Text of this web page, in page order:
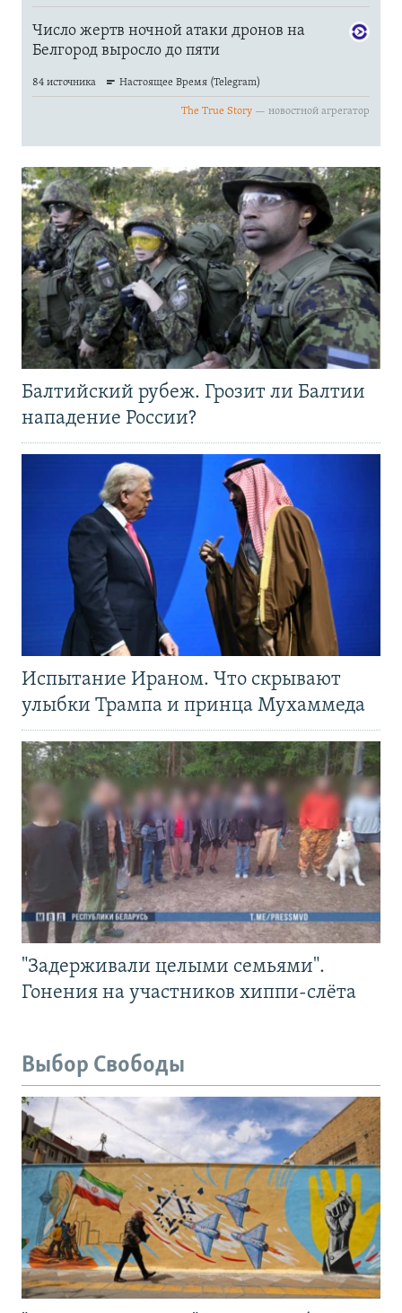
Балтийский рубеж. Грозит ли Балтии
нападение России?
Испытание Ираном. Что скрывают
улыбки Трампа и принца Мухаммеда
"Задерживали целыми семьями".
Гонения на участников хиппи-слёта
Выбор Свободы